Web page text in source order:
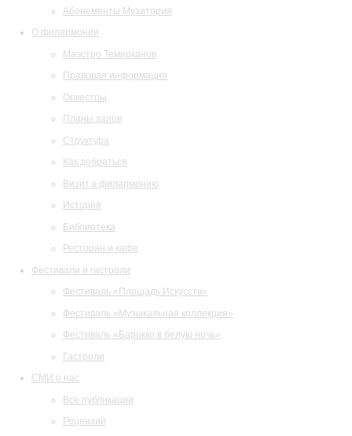
Абонементы Музитория
О филармонии
Маэстро Темирканов
Правовая информация
Оркестры
Планы залов
Структура
Как добраться
Визит в филармонию
История
Библиотека
Ресторан и кафе
Фестивали и гастроли
Фестиваль «Площадь Искусств»
Фестиваль «Музыкальная коллекция»
Фестиваль «Барокко в белую ночь»
Гастроли
СМИ о нас
Все публикации
Рецензии